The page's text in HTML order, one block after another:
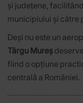
și județene,
municipiului și către
Deși nu este un
Târgu Mureș
fiind o opțiune
centrală a României.